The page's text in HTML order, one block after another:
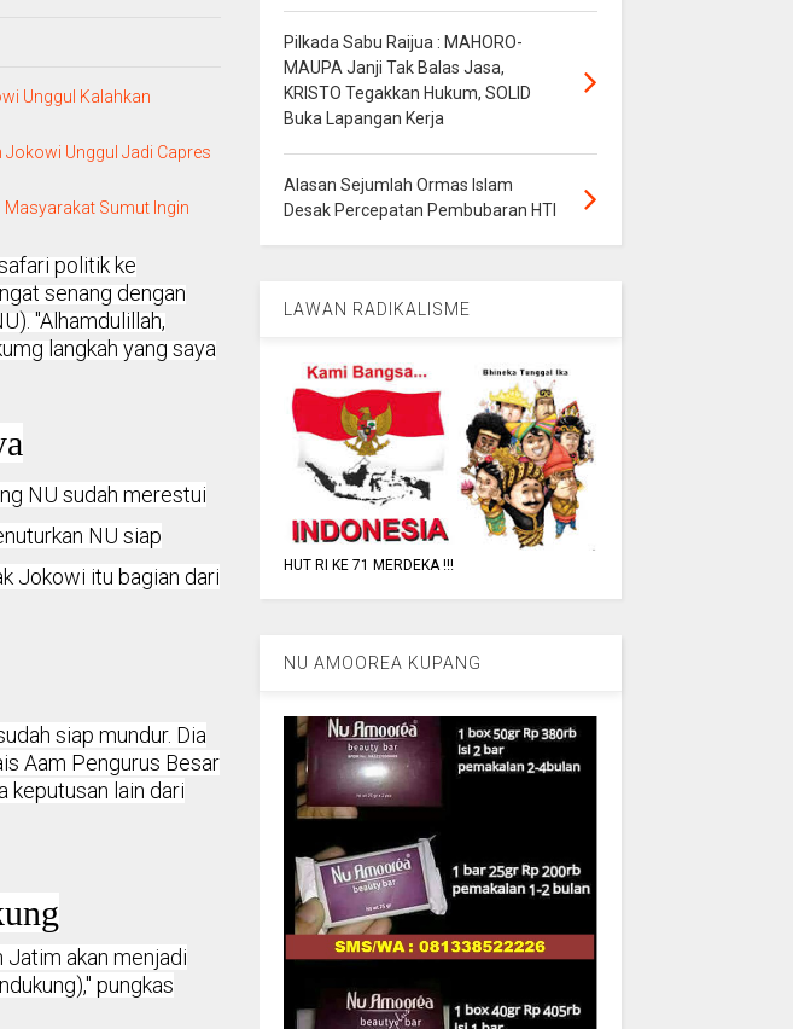
Unggul Kalahkan
Unggul Jadi Capres
Masyarakat Sumut Ingin
politik ke
senang dengan
"Alhamdulillah,
langkah yang saya
NU sudah merestui
NU siap
Jokowi itu bagian dari
siap mundur. Dia
Aam Pengurus Besar
keputusan lain dari
Jatim akan menjadi
pungkas
Pilkada Sabu Raijua : MAHORO-
MAUPA Janji Tak Balas Jasa,
KRISTO Tegakkan Hukum, SOLID
Buka Lapangan Kerja
Alasan Sejumlah Ormas Islam
Desak Percepatan Pembubaran HTI
LAWAN RADIKALISME
HUT RI KE 71 MERDEKA !!!
NU AMOOREA KUPANG